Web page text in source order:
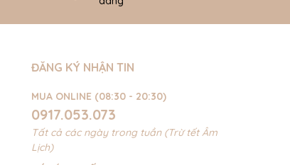
ĐĂNG KÝ NHẬN TIN
MUA ONLINE (08:30 - 20:30)
0917.053.073
Tất cả các ngày trong tuần (Trừ tết Âm
Lịch)